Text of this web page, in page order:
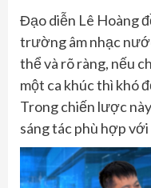
Đạo diễn Lê Hoàng
trường âm nhạc
thể và rõ ràng, nếu
một ca khúc thì khó
Trong chiến lược
sáng tác phù hợp